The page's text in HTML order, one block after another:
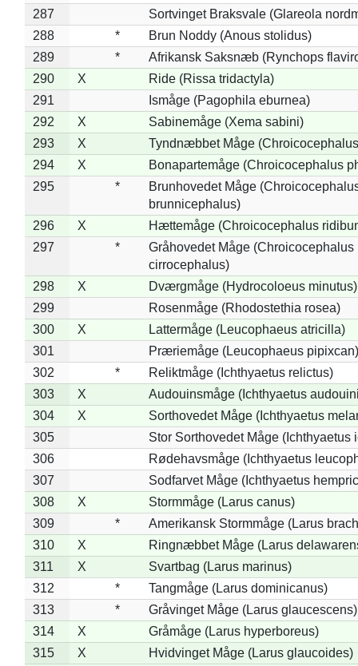
287
Sortvinget Braksvale (Glareola
288
*
Brun Noddy (Anous stolidus)
289
*
Afrikansk Saksnæb (Rynchops
290
X
Ride (Rissa tridactyla)
291
Ismåge (Pagophila eburnea)
292
X
Sabinemåge (Xema sabini)
293
X
Tyndnæbbet Måge
294
X
Bonapartemåge (Chroicocephalus
295
*
Brunhovedet Måge
brunnicephalus)
296
X
Hættemåge (Chroicocephalus
297
*
Gråhovedet Måge (Chroicocephalus
cirrocephalus)
298
X
Dværgmåge (Hydrocoloeus minutus)
299
Rosenmåge (Rhodostethia rosea)
300
X
Lattermåge (Leucophaeus atricilla)
301
Præriemåge (Leucophaeus pipixcan)
302
*
Reliktmåge (Ichthyaetus relictus)
303
X
Audouinsmåge (Ichthyaetus
304
X
Sorthovedet Måge (Ichthyaetus
305
Stor Sorthovedet Måge (Ichthyaetus
306
Rødehavsmåge (Ichthyaetus
307
Sodfarvet Måge (Ichthyaetus
308
X
Stormmåge (Larus canus)
309
*
Amerikansk Stormmåge (Larus
310
X
Ringnæbbet Måge (Larus
311
X
Svartbag (Larus marinus)
312
*
Tangmåge (Larus dominicanus)
313
*
Gråvinget Måge (Larus glaucescens)
314
X
Gråmåge (Larus hyperboreus)
315
X
Hvidvinget Måge (Larus glaucoides)